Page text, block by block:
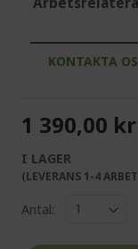
KONTAKTA
1 390,00 kr
I LAGER
(LEVERANS 1-4
Antal: